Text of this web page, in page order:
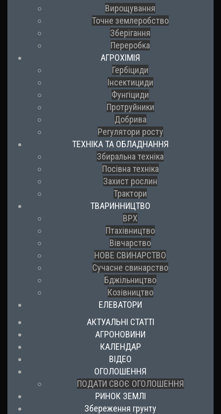
Вирощування
Точне землеробство
Зберігання
Переробка
АГРОХІМІЯ
Гербіциди
Інсектициди
Фунгіциди
Протруйники
Добрива
Регулятори росту
ТЕХНІКА ТА ОБЛАДНАННЯ
Збиральна техніка
Посівна техніка
Захист рослин
Трактори
ТВАРИННИЦТВО
ВРХ
Птахівництво
Вівчарство
НОВЕ СВИНАРСТВО
Сучасне свинарство
Бджільництво
Козівництво
ЕЛЕВАТОРИ
АКТУАЛЬНІ СТАТТІ
АГРОНОВИНИ
КАЛЕНДАР
ВІДЕО
ОГОЛОШЕННЯ
ПОДАТИ СВОЄ ОГОЛОШЕННЯ
РИНОК ЗЕМЛІ
Збереження грунту